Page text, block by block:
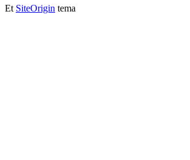
Et SiteOrigin tema